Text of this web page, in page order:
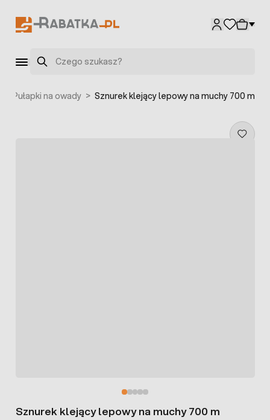
Szukaj
Pułapki na owady > Sznurek klejący lepowy na muchy 700 m
Sznurek klejący lepowy na muchy 700 m